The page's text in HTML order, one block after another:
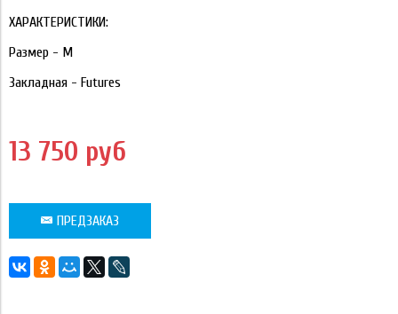
ХАРАКТЕРИСТИКИ:
Размер - М
Закладная - Futures
13 750 руб
ПРЕДЗАКАЗ